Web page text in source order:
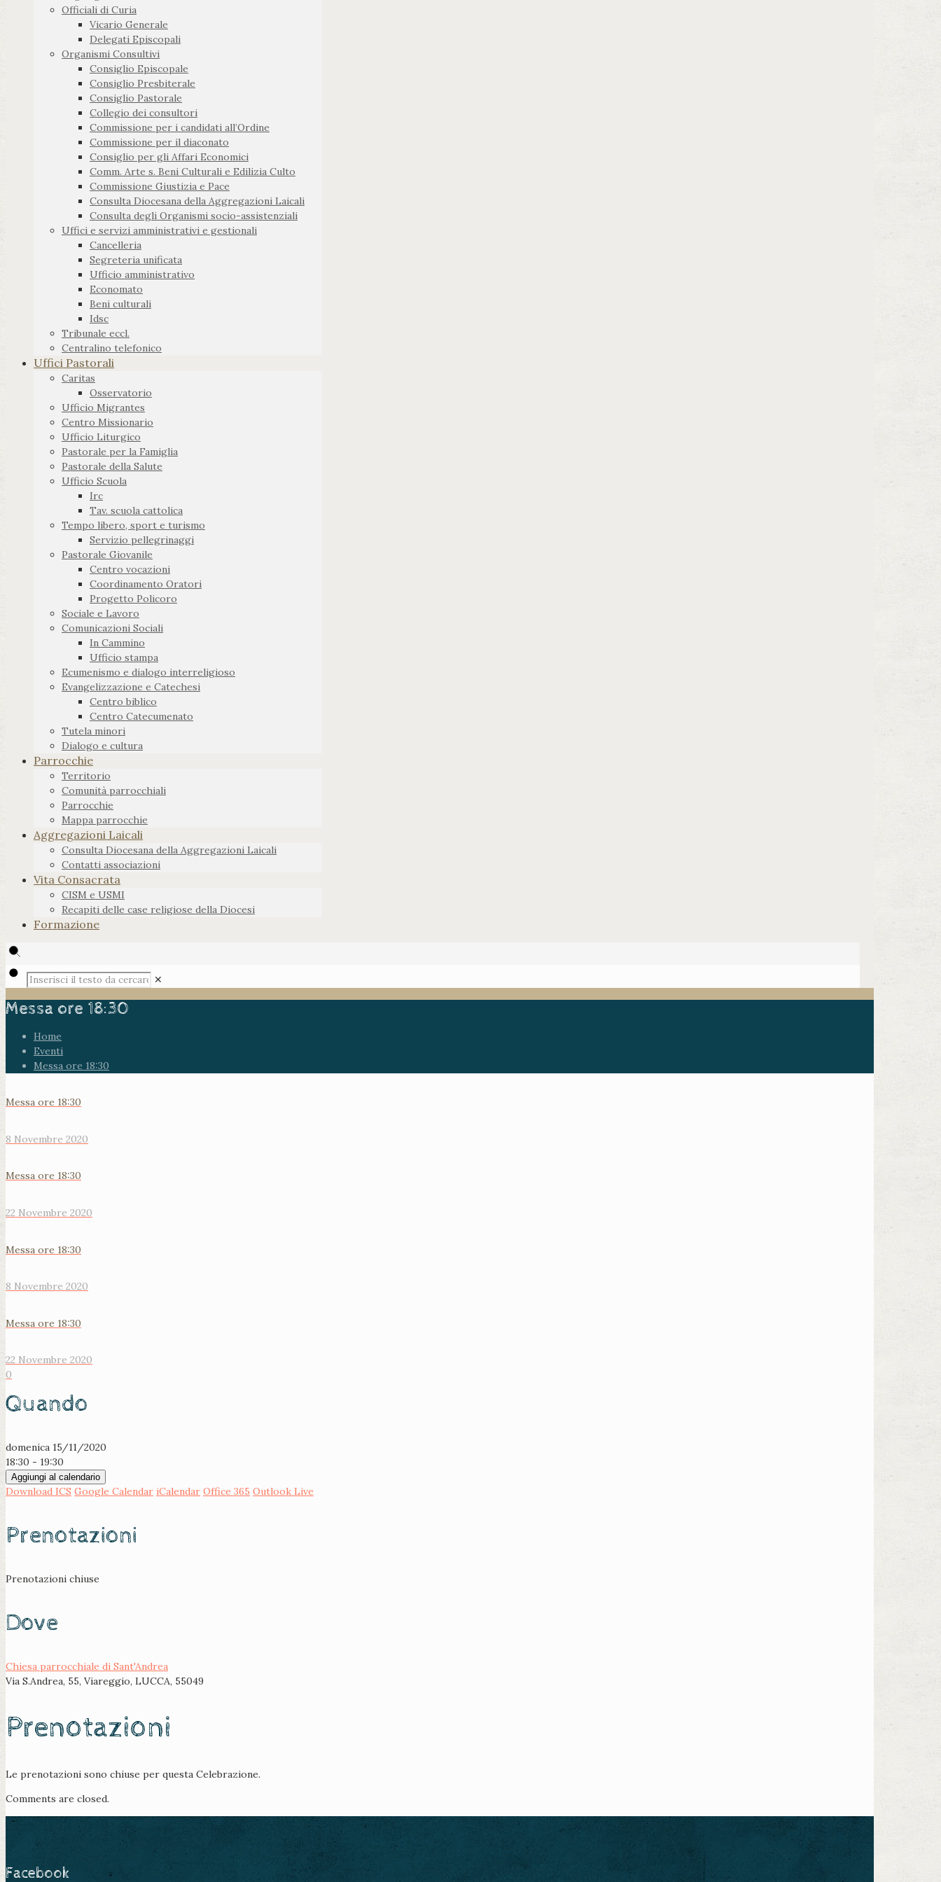
Officiali di Curia
Vicario Generale
Delegati Episcopali
Organismi Consultivi
Consiglio Episcopale
Consiglio Presbiterale
Consiglio Pastorale
Collegio dei consultori
Commissione per i candidati all’Ordine
Commissione per il diaconato
Consiglio per gli Affari Economici
Comm. Arte s. Beni Culturali e Edilizia Culto
Commissione Giustizia e Pace
Consulta Diocesana della Aggregazioni Laicali
Consulta degli Organismi socio-assistenziali
Uffici e servizi amministrativi e gestionali
Cancelleria
Segreteria unificata
Ufficio amministrativo
Economato
Beni culturali
Idsc
Tribunale eccl.
Centralino telefonico
Uffici Pastorali
Caritas
Osservatorio
Ufficio Migrantes
Centro Missionario
Ufficio Liturgico
Pastorale per la Famiglia
Pastorale della Salute
Ufficio Scuola
Irc
Tav. scuola cattolica
Tempo libero, sport e turismo
Servizio pellegrinaggi
Pastorale Giovanile
Centro vocazioni
Coordinamento Oratori
Progetto Policoro
Sociale e Lavoro
Comunicazioni Sociali
In Cammino
Ufficio stampa
Ecumenismo e dialogo interreligioso
Evangelizzazione e Catechesi
Centro biblico
Centro Catecumenato
Tutela minori
Dialogo e cultura
Parrocchie
Territorio
Comunità parrocchiali
Parrocchie
Mappa parrocchie
Aggregazioni Laicali
Consulta Diocesana della Aggregazioni Laicali
Contatti associazioni
Vita Consacrata
CISM e USMI
Recapiti delle case religiose della Diocesi
Formazione
✕
Messa ore 18:30
Home
Eventi
Messa ore 18:30
Messa ore 18:30
8 Novembre 2020
Messa ore 18:30
22 Novembre 2020
Messa ore 18:30
8 Novembre 2020
Messa ore 18:30
22 Novembre 2020
0
Quando
domenica 15/11/2020
18:30 - 19:30
Aggiungi al calendario
Download ICS Google Calendar iCalendar Office 365 Outlook Live
Prenotazioni
Prenotazioni chiuse
Dove
Chiesa parrocchiale di Sant'Andrea
Via S.Andrea, 55, Viareggio, LUCCA, 55049
Prenotazioni
Le prenotazioni sono chiuse per questa Celebrazione.
Comments are closed.
Facebook